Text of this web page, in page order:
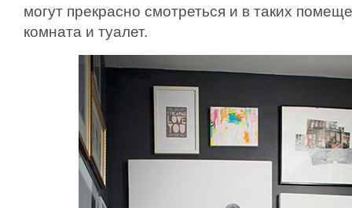
могут прекрасно смотреться и в таких
комната и туалет.